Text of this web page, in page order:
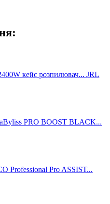
кейс розпилювач... JRL
PRO BOOST BLACK...
Professional Pro ASSIST...